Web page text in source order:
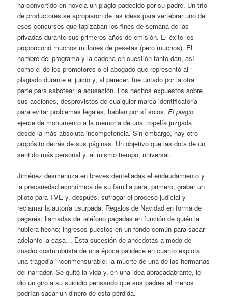
ha convertido en novela un plagio padecido por su padre. Un trío
de productores se apropiaron de las ideas para vertebrar uno de
esos concursos que tapizaban los fines de semana de las
privadas durante sus primeros años de emisión. El éxito les
proporcionó muchos millones de pesetas (pero muchos). El
nombre del programa y la cadena en cuestión tanto dan, así
como el de los promotores o el abogado que representó al
plagiado durante el juicio y, al parecer, fue untado por la otra
parte para sabotear la acusación. Los hechos expuestos sobre
sus acciones, desprovistos de cualquier marca identificatoria
para evitar problemas legales, hablan por sí solos.El plagio
ejerce de monumento a la memoria de una tropelía juzgada
desde la más absoluta incompetencia. Sin embargo, hay otro
propósito detrás de sus páginas. Un objetivo que las dota de un
sentido más personal y, al mismo tiempo, universal.
Jiménez desmenuza en breves dentelladas el endeudamiento y
la precariedad económica de su familia para, primero, grabar un
piloto para TVE y, después, sufragar el proceso judicial y
reclamar la autoría usurpada. Regalos de Navidad en forma de
pagarés; llamadas de teléfono pagadas en función de quién la
hubiera hecho; ingresos puestos en un fondo común para sacar
adelante la casa… Esta sucesión de anécdotas a modo de
cuadro costumbrista de una época palidece en cuanto explota
una tragedia inconmensurable: la muerte de una de las hermanas
del narrador. Se quitó la vida y, en una idea abracadabrante, le
dio un giro a su suicidio pensando que sus padres al menos
podrían sacar un dinero de esta pérdida.